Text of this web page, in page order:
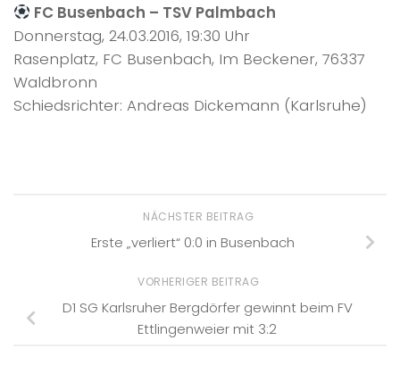
FC Busenbach – TSV Palmbach
Donnerstag, 24.03.2016, 19:30 Uhr
Rasenplatz, FC Busenbach, Im Beckener, 76337
Waldbronn
Schiedsrichter: Andreas Dickemann (Karlsruhe)
NÄCHSTER BEITRAG
Erste „verliert“ 0:0 in Busenbach
VORHERIGER BEITRAG
D1 SG Karlsruher Bergdörfer gewinnt beim FV
Ettlingenweier mit 3:2